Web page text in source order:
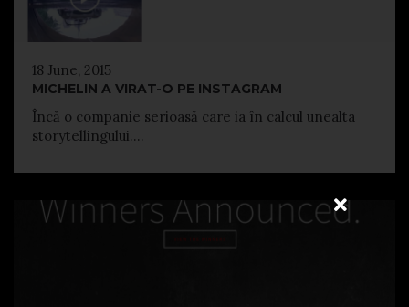
18 June, 2015
MICHELIN A VIRAT-O PE INSTAGRAM
Încă o companie serioasă care ia în calcul unealta
storytellingului....